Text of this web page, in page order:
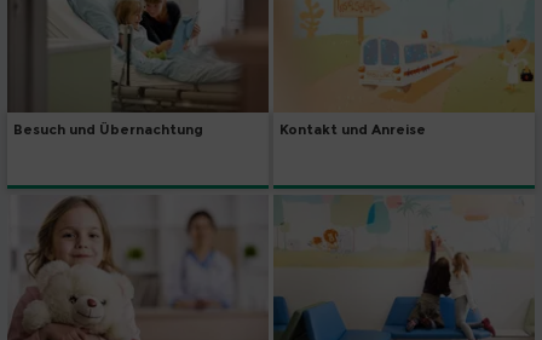
Besuch und Übernachtung Kontakt und Anreise